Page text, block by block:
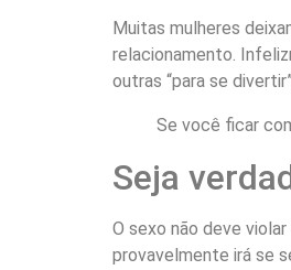
Muitas mulheres
relacionamento.
outras “para se
Se você ficar
Seja
O sexo não deve
provavelmente irá se